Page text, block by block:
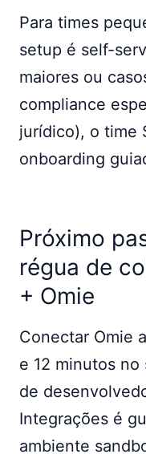
Para times
setup é self-
maiores ou
compliance
jurídico), o time
onboarding
Próximo
régua de
+ Omie
Conectar Omie
e 12 minutos
de
Integrações é
ambiente